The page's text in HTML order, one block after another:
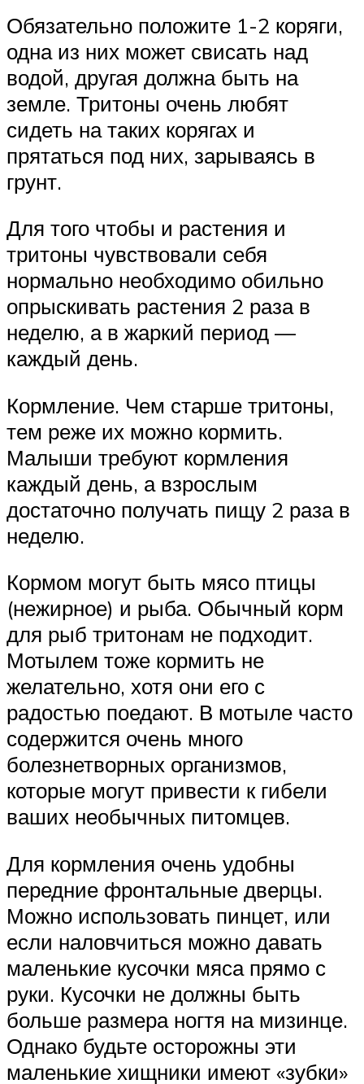
Обязательно положите 1-2 коряги,
одна из них может свисать над
водой, другая должна быть на
земле. Тритоны очень любят
сидеть на таких корягах и
прятаться под них, зарываясь в
грунт.
Для того чтобы и растения и
тритоны чувствовали себя
нормально необходимо обильно
опрыскивать растения 2 раза в
неделю, а в жаркий период —
каждый день.
Кормление. Чем старше тритоны,
тем реже их можно кормить.
Малыши требуют кормления
каждый день, а взрослым
достаточно получать пищу 2 раза в
неделю.
Кормом могут быть мясо птицы
(нежирное) и рыба. Обычный корм
для рыб тритонам не подходит.
Мотылем тоже кормить не
желательно, хотя они его с
радостью поедают. В мотыле часто
содержится очень много
болезнетворных организмов,
которые могут привести к гибели
ваших необычных питомцев.
Для кормления очень удобны
передние фронтальные дверцы.
Можно использовать пинцет, или
если наловчиться можно давать
маленькие кусочки мяса прямо с
руки. Кусочки не должны быть
больше размера ногтя на мизинце.
Однако будьте осторожны эти
маленькие хищники имеют «зубки»